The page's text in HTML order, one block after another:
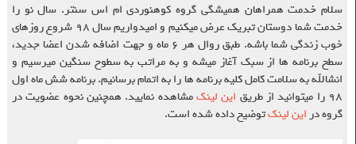
سلام خدمت همراهان همیشگی گروه کوهنوردی ام اس سنتر. سال نو را
خدمت شما دوستان تبریک عرض میکنیم و امیدواریم سال ۹۸ شروع روزهای
خوب زندگی شما باشه. طبق روال هر ۶ ماه و جهت اضافه شدن اعضا جدید،
سطح برنامه ها از سبک آغاز میشه و به مراتب به سطوح سنگین میرسیم و
انشالله به سلامت کامل کلیه برنامه ها را به اتمام برسانیم. برنامه شش ماه اول
۹۸ را میتوانید از طریق
این لینکمشاهده نمایید. همچنین نحوه عضویت در
گروه دراین لینکتوضیح داده شده است.